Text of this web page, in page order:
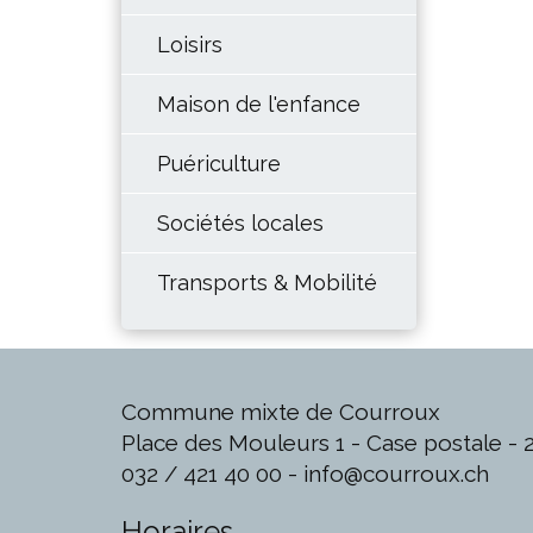
Loisirs
Maison de l'enfance
Puériculture
Sociétés locales
Transports & Mobilité
Commune mixte de Courroux
Place des Mouleurs 1 - Case postale -
032 / 421 40 00 - info@courroux.ch